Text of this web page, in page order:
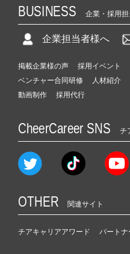
BUSINESS 企業・採用
企業担当者様へ
掲載企業様の声 採用イベント
ベンチャー合同研修
人材紹介
動画制作
採用代行
CheerCareer SNS チ
OTHER 関連サイト
チアキャリアアワード パートナ